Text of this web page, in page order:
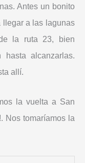
Antes un bonito
llegar a las lagunas
la ruta 23, bien
alcanzarlas.
allí.
la vuelta a San
Nos tomaríamos la